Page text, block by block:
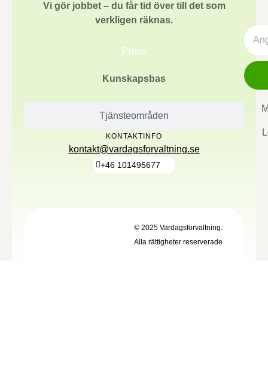
Vi gör jobbet – du får tid över till det som
verkligen räknas.
Press
Tjänsteområden
Kunskapsbas
KONTAKTINFO
kontakt@vardagsforvaltning.se
+46 101495677
© 2025 Vardagsförvaltning.
Alla rättigheter reserverade